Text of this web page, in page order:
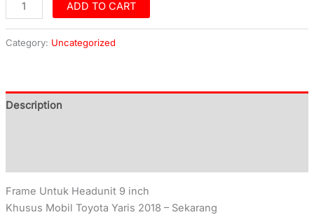
ADD TO CART
Category: Uncategorized
Description
Frame Untuk Headunit 9 inch
Khusus Mobil Toyota Yaris 2018 – Sekarang